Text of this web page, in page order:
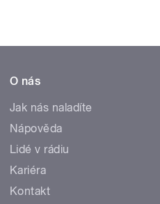
O nás
Jak nás naladíte
Nápověda
Lidé v rádiu
Kariéra
Kontakt